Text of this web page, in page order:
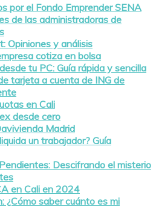
por el Fondo Emprender SENA
de las administradoras de
Opiniones y análisis
cotiza en bolsa
tu PC: Guía rápida y sencilla
tarjeta a cuenta de ING de
en Cali
desde cero
Madrid
un trabajador? Guía
Descifrando el misterio
en Cali en 2024
¿Cómo saber cuánto es mi